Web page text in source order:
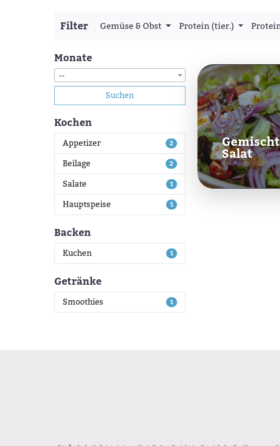
Filter Gemüse & Obst Protein (tier.)
Monate
--
Suchen
Kochen
Appetizer 2
Beilage 2
Salate 1
Hauptspeise 1
Backen
Kuchen 1
Getränke
Smoothies 1
Salat